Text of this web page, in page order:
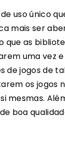
uso único
mais ser
que as
uma vez
de jogos de
os jogos
boa